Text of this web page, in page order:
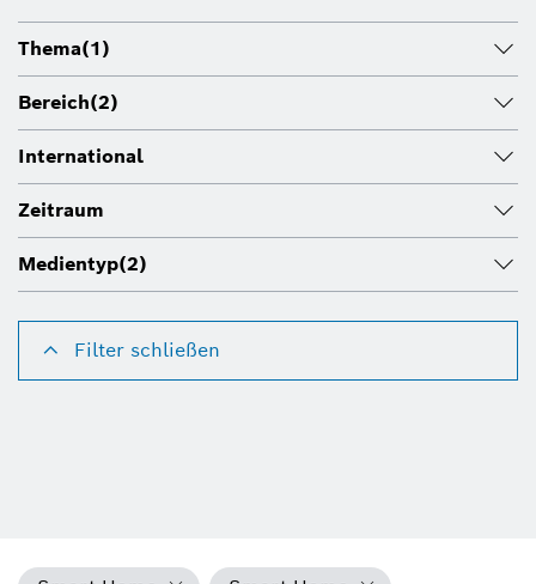
Thema(1)
Bereich(2)
International
Zeitraum
Medientyp(2)
Filter schließen